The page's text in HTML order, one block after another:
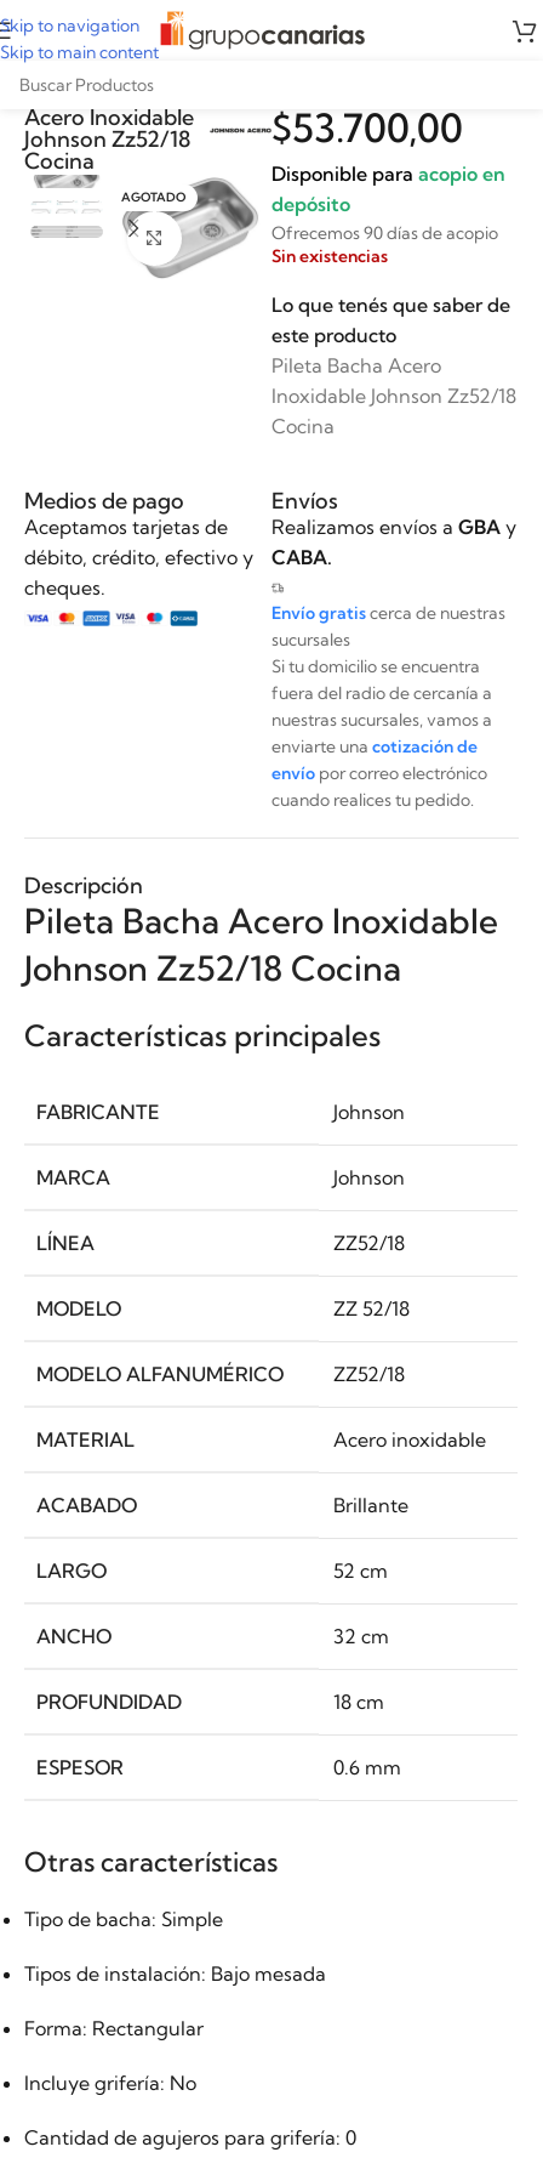
Skip to navigation
Skip to main content
Pileta Bacha
Acero Inoxidable
Johnson Zz52/18
Cocina
AGOTADO
Clickee para agrandar
$53.700,00
Disponible para acopio en
depósito
Ofrecemos 90 días de acopio
Sin existencias
Lo que tenés que saber de
este producto
Pileta Bacha Acero
Inoxidable Johnson Zz52/18
Cocina
Medios de pago
Aceptamos tarjetas de
débito, crédito, efectivo y
cheques.
Envíos
Realizamos envíos a GBAy
CABA.
Envío gratiscerca de nuestras
sucursales
Si tu domicilio se encuentra
fuera del radio de cercanía a
nuestras sucursales, vamos a
enviarte una cotización de
envíopor correo electrónico
cuando realices tu pedido.
Descripción
Pileta Bacha Acero Inoxidable
Johnson Zz52/18 Cocina
Características principales
FABRICANTE Johnson
MARCA Johnson
LÍNEA ZZ52/18
MODELO ZZ 52/18
MODELO ALFANUMÉRICO ZZ52/18
MATERIAL Acero inoxidable
ACABADO Brillante
LARGO 52 cm
ANCHO 32 cm
PROFUNDIDAD 18 cm
ESPESOR 0.6 mm
Otras características
Tipo de bacha: Simple
Tipos de instalación: Bajo mesada
Forma: Rectangular
Incluye grifería: No
Cantidad de agujeros para grifería: 0